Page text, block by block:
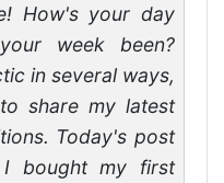
How's your day
week been?
in several ways,
share my latest
Today's post
I bought my first